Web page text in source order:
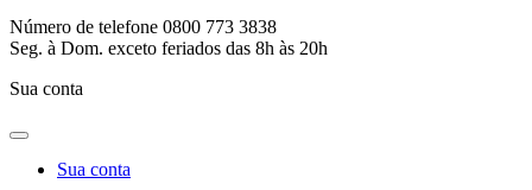
Número de telefone 0800 773 3838
Seg. à Dom. exceto feriados das 8h às 20h
Sua conta
Sua conta